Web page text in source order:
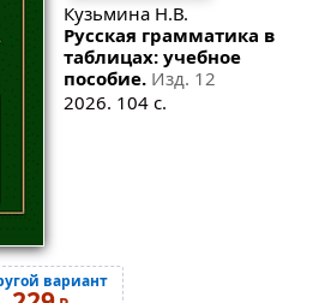
Кузьмина Н.В.
Русская грамматика в
таблицах: учебное
пособие. Изд. 12
2026. 104 с.
вариант